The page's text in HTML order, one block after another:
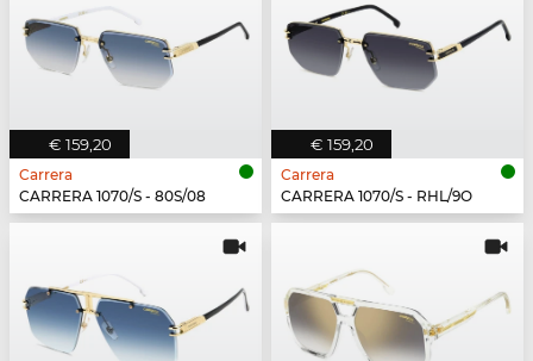
€ 159,20
Carrera
CARRERA 1070/S - 80S/08
€ 159,20
Carrera
CARRERA 1070/S - RHL/9O